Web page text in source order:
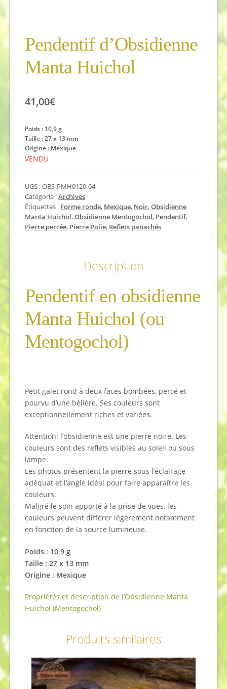
Pendentif d’Obsidienne
Manta Huichol
41,00€
Poids : 10,9g
Taille :27 x 13 mm
Origine : Mexique
VENDU
UGS :OBS-PMH0120-04
Catégorie :Archives
Étiquettes : Forme ronde, Mexique, Noir,Obsidienne
Manta Huichol,Obsidienne Mentogochol, Pendentif,
Pierre percée, Pierre Polie, Reflets panachés
Description
Pendentif en obsidienne
Manta Huichol (ou
Mentogochol)
Petit galet rond à deux faces bombées, percé et
pourvu d’une bélière. Ses couleurs sont
exceptionnellement riches et variées.
Attention: l’obsidienne est une pierre noire. Les
couleurs sont des reflets visibles au soleil ou sous
lampe.
Les photos présentent la pierre sous l’éclairage
adéquat et l’angle idéal pour faire apparaître les
couleurs.
Malgré le soin apporté à la prise de vues, les
couleurs peuvent différer légèrement notamment
en fonction de la source lumineuse.
Poids : 10,9g
Taille : 27 x 13 mm
Origine : Mexique
Propriétés et description de l’Obsidienne Manta
Huichol (Mentogochol)
Produits similaires